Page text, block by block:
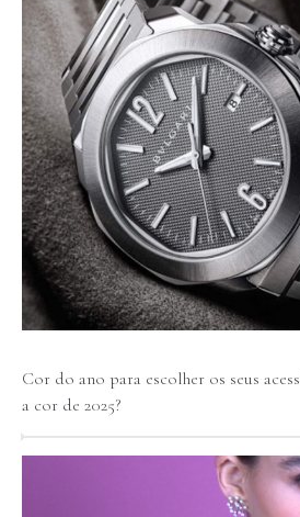
Cor do ano para escolher os seus
a cor de 2025?